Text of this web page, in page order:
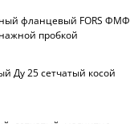
фланцевый FORS ФМФ
пробкой
Ду 25 сетчатый косой